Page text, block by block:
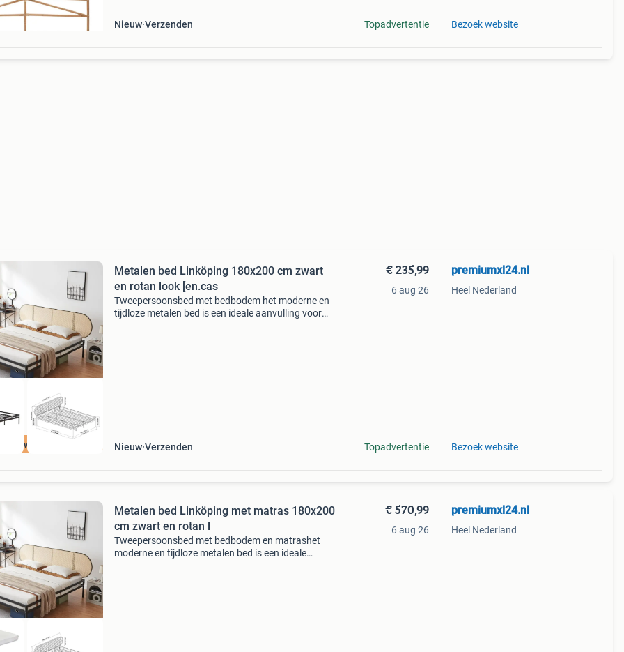
Nieuw Verzenden Topadvertentie Bezoek website
kwaliteit
Metalen bed Linköping 180x200 cm zwart
en rotan look [en.cas
Tweepersoonsbed met bedbodem het moderne en
tijdloze metalen bed is een ideale aanvulling voor
Nieuw Verzenden
€ 235,99
6 aug 26
Topadvertentie
premiumxl24.nl
Heel Nederland
Bezoek website
Metalen bed Linköping met matras 180x200
cm zwart en rotan l
Tweepersoonsbed met bedbodem en matrashet
moderne en tijdloze metalen bed is een ideale
€ 570,99
6 aug 26
premiumxl24.nl
Heel Nederland